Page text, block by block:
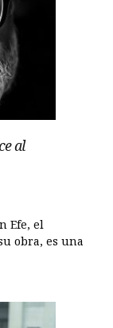
al
Efe, el
obra, es una